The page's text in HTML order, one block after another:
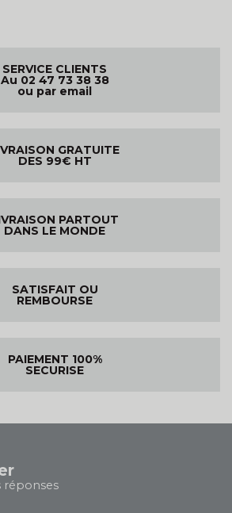
SERVICE CLIENTS
Au 02 47 73 38 38
ou par email
GRATUITE
DES 99€ HT
PARTOUT
DANS LE MONDE
SATISFAIT OU
REMBOURSE
PAIEMENT 100%
SECURISE
réponses